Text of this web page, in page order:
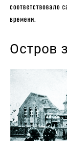
соответствовало
времени.
Остров